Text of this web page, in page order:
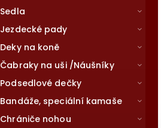
Sedla
Jezdecké pady
Deky na koně
Čabraky na uši /Náušníky
Podsedlové dečky
Bandáže, speciální kamaše
Chrániče nohou